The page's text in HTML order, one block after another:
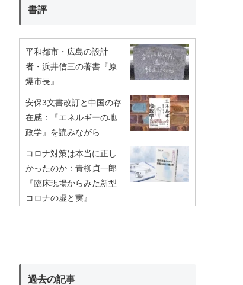
書評
平和都市・広島の設計
者・浜井信三の著書『原
爆市長』
安保3文書改訂と中国の存
在感：『エネルギーの地
政学』を読みながら
コロナ対策は本当に正し
かったのか：青柳貞一郎
『臨床現場からみた新型
コロナの虚と実』
過去の記事